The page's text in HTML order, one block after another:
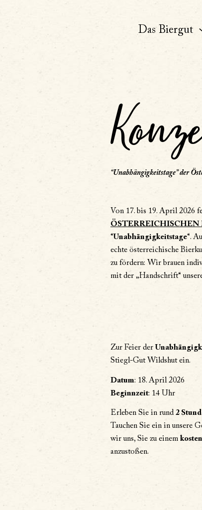
Das Biergut
“Unabhängigkeitstage” der
Von 17. bis 19. April 2026
ÖSTERREICHISCHEN
“Unabhängigkeitstage“.
echte österreichische
zu fördern: Wir brauen
mit der „Handschrift“
Zur Feier der
Stiegl-Gut Wildshut ein.
Datum: 18. April 2026
Beginnzeit: 14 Uhr
Erleben Sie in rund 2
Tauchen Sie ein in unsere
wir uns, Sie zu einem
anzustoßen.